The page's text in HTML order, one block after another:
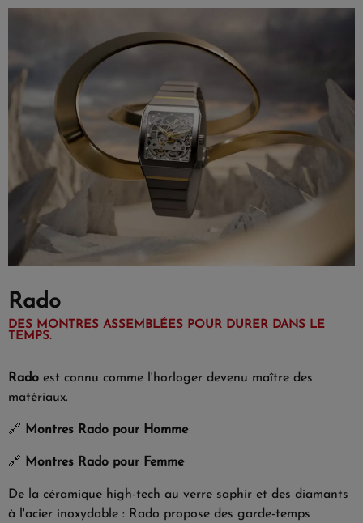
Rado
DES MONTRES ASSEMBLÉES POUR DURER DANS LE
TEMPS.
Rado est connu comme l'horloger devenu maître des
matériaux.
🔗 Montres Rado pour Homme
🔗 Montres Rado pour Femme
De la céramique high-tech au verre saphir et des diamants
à l'acier inoxydable : Rado propose des garde-temps